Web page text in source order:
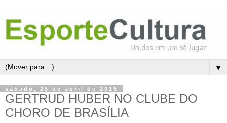
▼
sábado, 25 de abril de 2015
GERTRUD HUBER NO CLUBE DO
CHORO DE BRASÍLIA